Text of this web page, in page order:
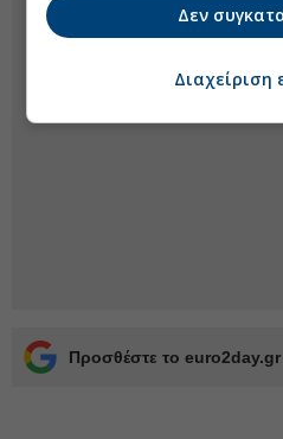
Προσθέστε το
Δεν
Διαχείριση